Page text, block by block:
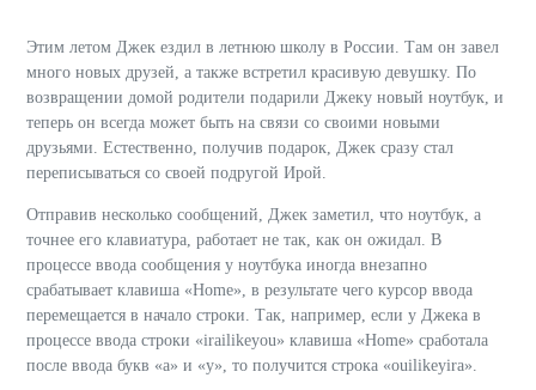
Этим летом Джек ездил в летнюю школу в России. Там он завел
много новых друзей, а также встретил красивую девушку. По
возвращении домой родители подарили Джеку новый ноутбук, и
теперь он всегда может быть на связи со своими новыми
друзьями. Естественно, получив подарок, Джек сразу стал
переписываться со своей подругой Ирой.
Отправив несколько сообщений, Джек заметил, что ноутбук, а
точнее его клавиатура, работает не так, как он ожидал. В
процессе ввода сообщения у ноутбука иногда внезапно
срабатывает клавиша «Home», в результате чего курсор ввода
перемещается в начало строки. Так, например, если у Джека в
процессе ввода строки «irailikeyou» клавиша «Home» сработала
после ввода букв «a» и «y», то получится строка «ouilikeyira».